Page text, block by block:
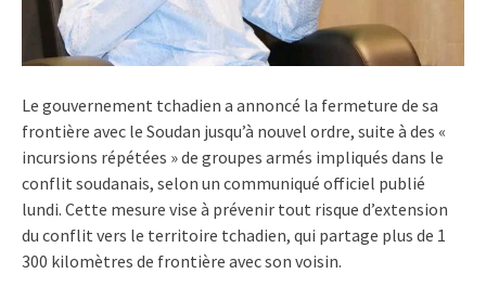
Le gouvernement tchadien a annoncé la fermeture de sa
frontière avec le Soudan jusqu’à nouvel ordre, suite à des «
incursions répétées » de groupes armés impliqués dans le
conflit soudanais, selon un communiqué officiel publié
lundi. Cette mesure vise à prévenir tout risque d’extension
du conflit vers le territoire tchadien, qui partage plus de 1
300 kilomètres de frontière avec son voisin.